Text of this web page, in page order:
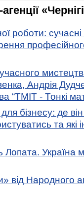
роботи:
Андрія
- Тонкі
бізнесу: де
та які
Лопата. Україна
від Народного